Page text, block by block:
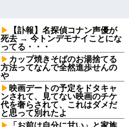
【訃報】名探偵コナン声優が
死去 → 今トンデモナイことにな
ってる・・・
カップ焼きそばのお湯捨てる
方法ってなんで全然進歩せんの
や
映画デートの予定をドタキャ
ンされて、見てない映画のチケ
代を奢らされて、これはダメだ
と思って別れたよ